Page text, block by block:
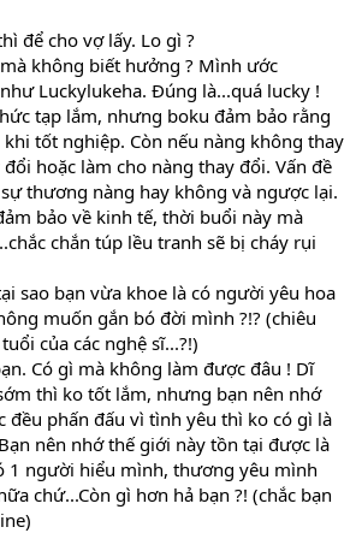
để cho vợ lấy. Lo gì ?
không biết hưởng ? Mình ước
Luckylukeha. Đúng là...quá lucky !
tạp lắm, nhưng boku đảm bảo rằng
khi tốt nghiệp. Còn nếu nàng không thay
hoặc làm cho nàng thay đổi. Vấn đề
thương nàng hay không và ngược lại.
bảo về kinh tế, thời buổi này mà
chắn túp lều tranh sẽ bị cháy rụi
sao bạn vừa khoe là có người yêu hoa
muốn gắn bó đời mình ?!? (chiêu
của các nghệ sĩ...?!)
Có gì mà không làm được đâu ! Dĩ
thì ko tốt lắm, nhưng bạn nên nhớ
đều phấn đấu vì tình yêu thì ko có gì là
nên nhớ thế giới này tồn tại được là
1 người hiểu mình, thương yêu mình
chứ...Còn gì hơn hả bạn ?! (chắc bạn